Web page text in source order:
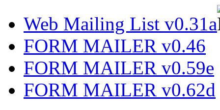
Web Mailing List v0.31a
FORM MAILER v0.46
FORM MAILER v0.59e
FORM MAILER v0.62d